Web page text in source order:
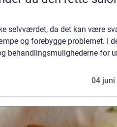
selvværdet, da det kan være
og forebygge problemet. I
behandlingsmulighederne for
04 juni